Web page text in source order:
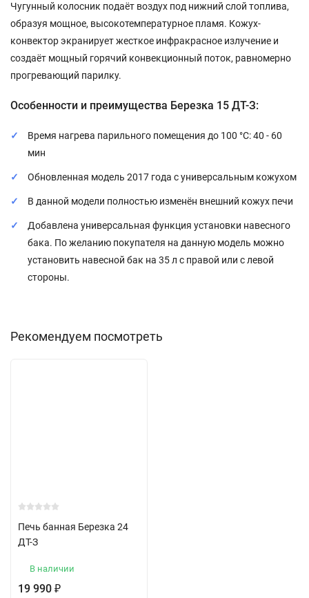
Чугунный колосник подаёт воздух под нижний слой топлива,
образуя мощное, высокотемпературное пламя. Кожух-
конвектор экранирует жесткое инфракрасное излучение и
создаёт мощный горячий конвекционный поток, равномерно
прогревающий парилку.
Особенности и преимущества Березка 15 ДТ-З:
Время нагрева парильного помещения до 100 °С: 40 - 60
мин
Обновленная модель 2017 года с универсальным кожухом
В данной модели полностью изменён внешний кожух печи
Добавлена универсальная функция установки навесного
бака. По желанию покупателя на данную модель можно
установить навесной бак на 35 л с правой или с левой
стороны.
Рекомендуем посмотреть
Печь банная Березка 24
ДТ-З
В наличии
19 990 ₽